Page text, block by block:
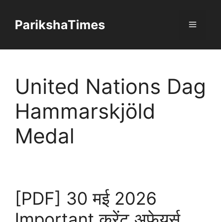
contentParikshaTimes Menu
United Nations Dag
Hammarskjöld
Medal
[PDF] 30 मई 2026